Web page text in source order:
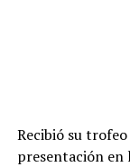
Recibió su
presentación en